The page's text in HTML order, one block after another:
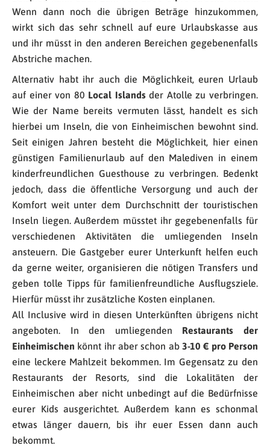
Wenn dann noch die übrigen Beträge hinzukommen,
wirkt sich das sehr schnell auf eure Urlaubskasse aus
und ihr müsst in den anderen Bereichen gegebenenfalls
Abstriche machen.
Alternativ habt ihr auch die Möglichkeit, euren Urlaub
auf einer von 80 Local Islandsder Atolle zu verbringen.
Wie der Name bereits vermuten lässt, handelt es sich
hierbei um Inseln, die von Einheimischen bewohnt sind.
Seit einigen Jahren besteht die Möglichkeit, hier einen
günstigen Familienurlaub auf den Malediven in einem
kinderfreundlichen Guesthouse zu verbringen. Bedenkt
jedoch, dass die öffentliche Versorgung und auch der
Komfort weit unter dem Durchschnitt der touristischen
Inseln liegen. Außerdem müsstet ihr gegebenenfalls für
verschiedenen Aktivitäten die umliegenden Inseln
ansteuern. Die Gastgeber eurer Unterkunft helfen euch
da gerne weiter, organisieren die nötigen Transfers und
geben tolle Tipps für familienfreundliche Ausflugsziele.
Hierfür müsst ihr zusätzliche Kosten einplanen.
All Inclusive wird in diesen Unterkünften übrigens nicht
angeboten. In den umliegenden Restaurants der
Einheimischen könnt ihr aber schon ab 3-10 € pro Person
eine leckere Mahlzeit bekommen. Im Gegensatz zu den
Restaurants der Resorts, sind die Lokalitäten der
Einheimischen aber nicht unbedingt auf die Bedürfnisse
eurer Kids ausgerichtet. Außerdem kann es schonmal
etwas länger dauern, bis ihr euer Essen dann auch
bekommt.